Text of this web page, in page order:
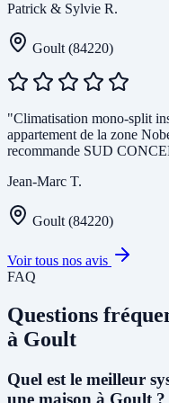
Patrick & Sylvie R.
Goult (84220)
"Climatisation mono-split
appartement de la zone
recommande SUD
Jean-Marc T.
Goult (84220)
Voir tous nos avis
FAQ
Questions
à Goult
Quel est le meilleur
une maison à Goult ?